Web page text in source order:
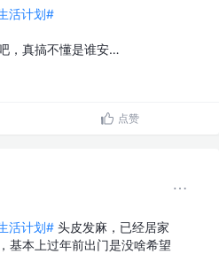
活计划#
，真搞不懂是谁安…
点赞
活计划# 头皮发麻，已经居家
基本上过年前出门是没啥希望